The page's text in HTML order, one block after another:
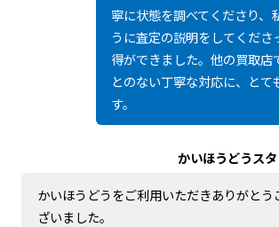
寧に状態を調べてくださり、
うに査定の説明をしてくださ
得ができました。他の買取店
とのない丁寧な対応に、とて
す。
かいほうどうス
かいほうどうをご利用いただきありがとう
ざいました。